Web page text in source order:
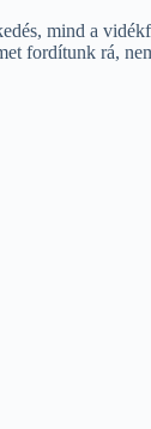
mind a
fordítunk rá,